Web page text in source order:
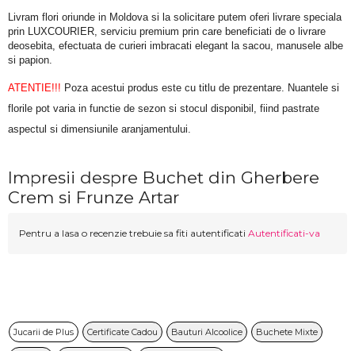
Livram flori oriunde in Moldova si la solicitare putem oferi livrare speciala
prin LUXCOURIER, serviciu premium prin care beneficiati de o livrare
deosebita, efectuata de curieri imbracati elegant la sacou, manusele albe
si papion.
ATENTIE!!! Poza acestui produs este cu titlu de prezentare. Nuantele si
florile pot varia in functie de sezon si stocul disponibil, fiind pastrate
aspectul si dimensiunile aranjamentului.
Impresii despre Buchet din Gherbere
Crem si Frunze Artar
Pentru a lasa o recenzie trebuie sa fiti autentificati Autentificati-va
Jucarii de Plus Certificate Cadou Bauturi Alcoolice Buchete Mixte